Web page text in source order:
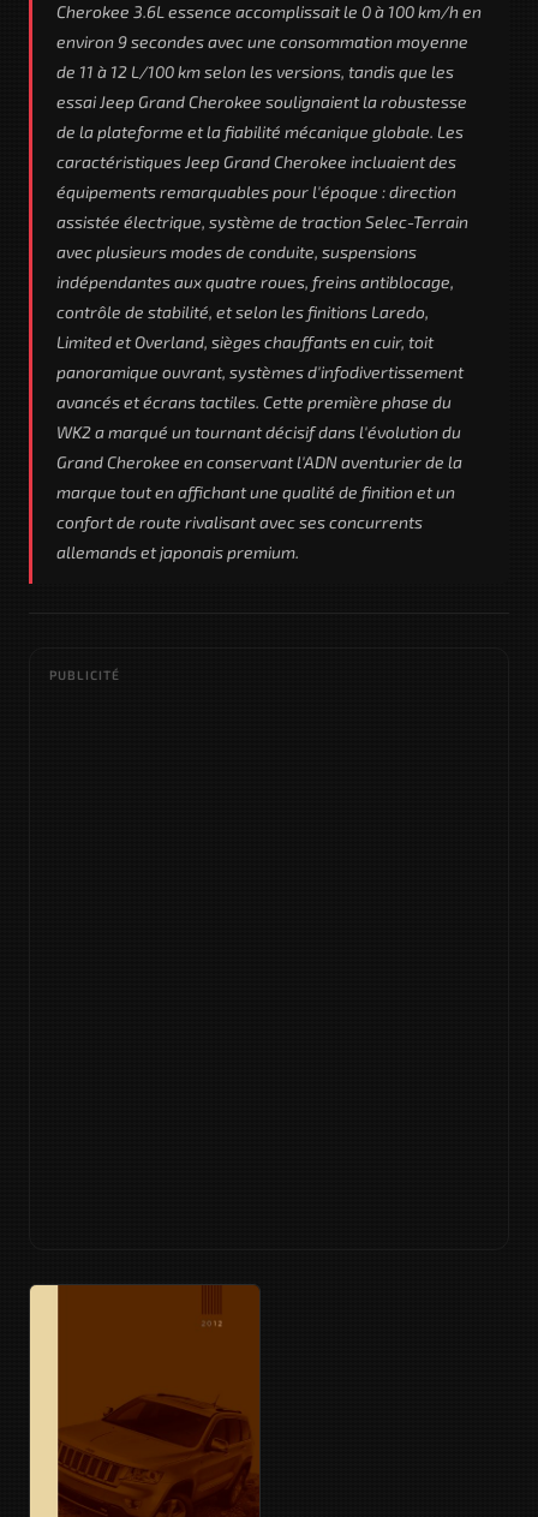
Cherokee 3.6L essence accomplissait le 0 à 100 km/h en
environ 9 secondes avec une consommation moyenne
de 11 à 12 L/100 km selon les versions, tandis que les
essai Jeep Grand Cherokee soulignaient la robustesse
de la plateforme et la fiabilité mécanique globale. Les
caractéristiques Jeep Grand Cherokee incluaient des
équipements remarquables pour l'époque : direction
assistée électrique, système de traction Selec-Terrain
avec plusieurs modes de conduite, suspensions
indépendantes aux quatre roues, freins antiblocage,
contrôle de stabilité, et selon les finitions Laredo,
Limited et Overland, sièges chauffants en cuir, toit
panoramique ouvrant, systèmes d'infodivertissement
avancés et écrans tactiles. Cette première phase du
WK2 a marqué un tournant décisif dans l'évolution du
Grand Cherokee en conservant l'ADN aventurier de la
marque tout en affichant une qualité de finition et un
confort de route rivalisant avec ses concurrents
allemands et japonais premium.
PUBLICITÉ